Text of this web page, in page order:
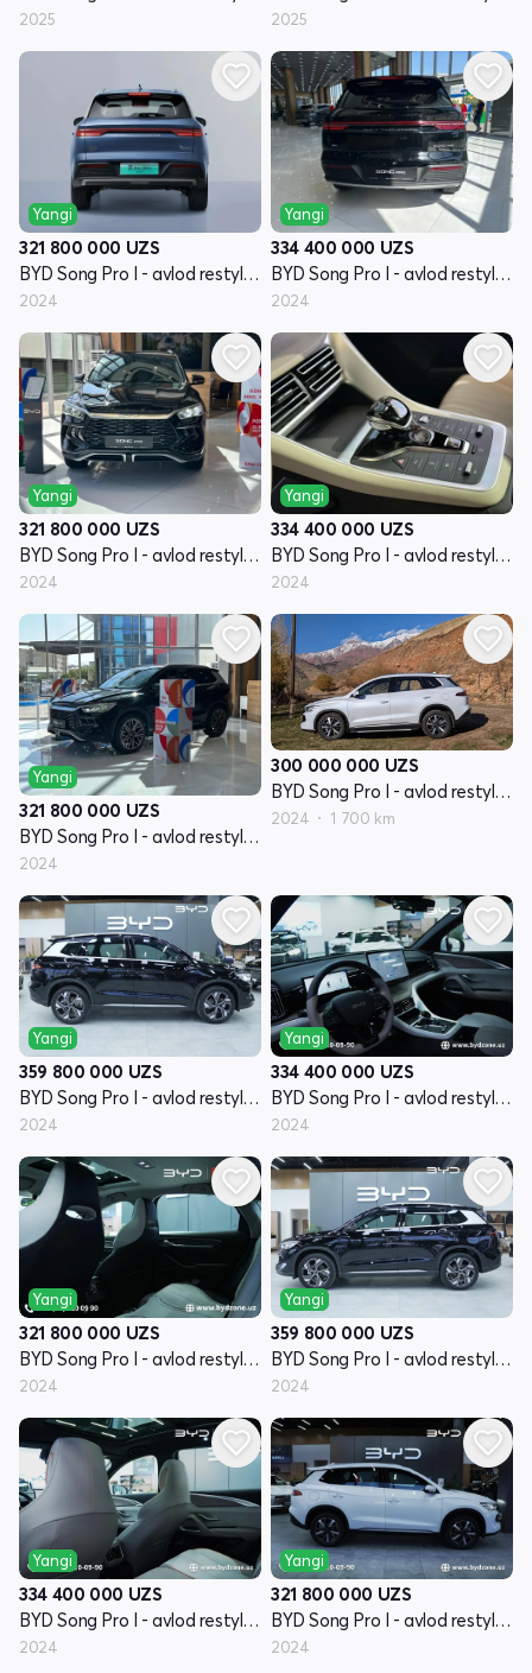
2025 2025
Yangi
321 800 000 UZS
BYD Song Pro I - avlod restyling
2024
Yangi
334 400 000 UZS
BYD Song Pro I - avlod restyling
2024
Yangi
321 800 000 UZS
BYD Song Pro I - avlod restyling
2024
Yangi
334 400 000 UZS
BYD Song Pro I - avlod restyling
2024
Yangi
321 800 000 UZS
BYD Song Pro I - avlod restyling
2024
300 000 000 UZS
BYD Song Pro I - avlod restyling
2024 1 700 km
Yangi
359 800 000 UZS
BYD Song Pro I - avlod restyling
2024
Yangi
334 400 000 UZS
BYD Song Pro I - avlod restyling
2024
Yangi
321 800 000 UZS
BYD Song Pro I - avlod restyling
2024
Yangi
359 800 000 UZS
BYD Song Pro I - avlod restyling
2024
Yangi
334 400 000 UZS
BYD Song Pro I - avlod restyling
2024
Yangi
321 800 000 UZS
BYD Song Pro I - avlod restyling
2024